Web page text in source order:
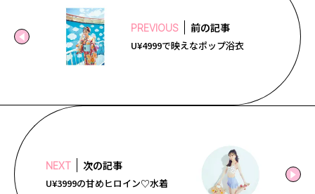
PREVIOUS 前の記事
U¥4999で映えなポップ浴衣
NEXT 次の記事
U¥3999の甘めヒロイン♡水着